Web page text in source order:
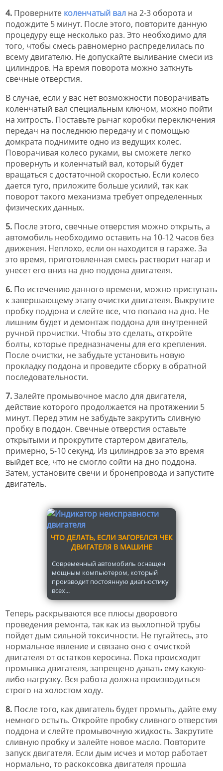
4. Проверните коленчатый вал на 2-3 оборота и
подождите 5 минут. После этого, повторите данную
процедуру еще несколько раз. Это необходимо для
того, чтобы смесь равномерно распределилась по
всему двигателю. Не допускайте выливание смеси из
цилиндров. На время поворота можно заткнуть
свечные отверстия.
В случае, если у вас нет возможности поворачивать
коленчатый вал специальным ключом, можно пойти
на хитрость. Поставьте рычаг коробки переключения
передач на последнюю передачу и с помощью
домкрата поднимите одно из ведущих колес.
Поворачивая колесо руками, вы сможете легко
провернуть и коленчатый вал, который будет
вращаться с достаточной скоростью. Если колесо
дается туго, приложите больше усилий, так как
поворот такого механизма требует определенных
физических данных.
5. После этого, свечные отверстия можно открыть, а
автомобиль необходимо оставить на 10-12 часов без
движения. Неплохо, если он находится в гараже. За
это время, приготовленная смесь растворит нагар и
унесет его вниз на дно поддона двигателя.
6. По истечению данного времени, можно приступать
к завершающему этапу очистки двигателя. Выкрутите
пробку поддона и слейте все, что попало на дно. Не
лишним будет и демонтаж поддона для внутренней
ручной прочистки. Чтобы это сделать, откройте
болты, которые предназначены для его крепления.
После очистки, не забудьте установить новую
прокладку поддона и проведите сборку в обратной
последовательности.
7.Залейте промывочное масло для двигателя,
действие которого продолжается на протяжении 5
минут. Перед этим не забудьте закрутить сливную
пробку в поддон. Свечные отверстия оставьте
открытыми и прокрутите стартером двигатель,
примерно, 5-10 секунд. Из цилиндров за это время
выйдет все, что не смогло сойти на дно поддона.
Затем, установите свечи и бронепровода и запустите
двигатель.
ЧТО ДЕЛАТЬ, ЕСЛИ ЗАГОРЕЛСЯ ЧЕК
ДВИГАТЕЛЯ В МАШИНЕ
Современный автомобиль оснащен
мощным компьютером, который
производит постоянную диагностику
всех...
Теперь раскрываются все плюсы дворового
проведения ремонта, так как из выхлопной трубы
пойдет дым сильной токсичности. Не пугайтесь, это
нормальное явление и связано оно с очисткой
двигателя от остатков керосина. Пока происходит
промывка двигателя, запрещено давать ему какую-
либо нагрузку. Вся работа должна производиться
строго на холостом ходу.
8. После того, как двигатель будет промыть, дайте ему
немного остыть. Откройте пробку сливного отверстия
поддона и слейте промывочную жидкость. Закрутите
сливную пробку и залейте новое масло. Повторите
запуск двигателя. Если дым исчез и мотор работает
нормально, то раскоксовка двигателя прошла